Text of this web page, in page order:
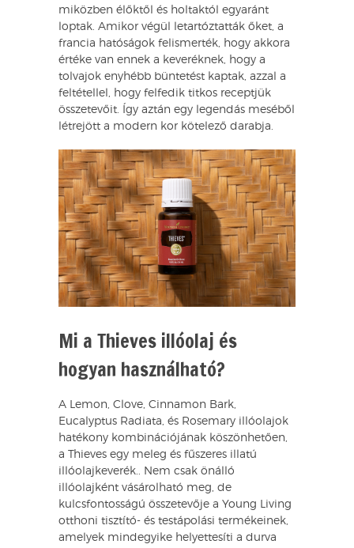
miközben élőktől és holtaktól egyaránt
loptak. Amikor végül letartóztatták őket, a
francia hatóságok felismerték, hogy akkora
értéke van ennek a keveréknek, hogy a
tolvajok enyhébb büntetést kaptak, azzal a
feltétellel, hogy felfedik titkos receptjük
összetevőit. Így aztán egy legendás meséből
létrejött a modern kor kötelező darabja.
Mi a Thieves illóolaj és
hogyan használható?
A Lemon, Clove, Cinnamon Bark,
Eucalyptus Radiata, és Rosemary illóolajok
hatékony kombinációjának köszönhetően,
a Thieves egy meleg és fűszeres illatú
illóolajkeverék.. Nem csak önálló
illóolajként vásárolható meg, de
kulcsfontosságú összetevője a Young Living
otthoni tisztító- és testápolási termékeinek,
amelyek mindegyike helyettesíti a durva